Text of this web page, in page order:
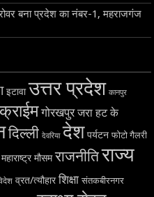
बना प्रदेश का नंबर-1, महराजगंज
इटावा उत्तर प्रदेश कानपुर
क्राईम गोरखपुर जरा हट के
दिल्ली देवरिया देश पर्यटन फोटो गैलरी
महाराष्ट्र मौसम राजनीतिराज्य
व्रत/त्यौहार शिक्षा संतकबीरनगर